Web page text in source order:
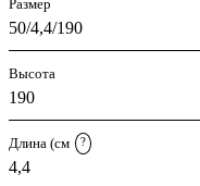
Размер
50/4,4/190
Высота
190
Длина (см ?
4,4